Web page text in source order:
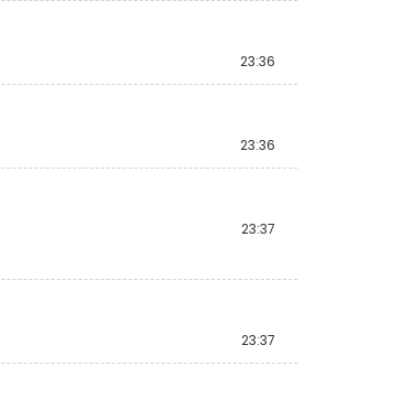
23:36
23:36
23:37
23:37